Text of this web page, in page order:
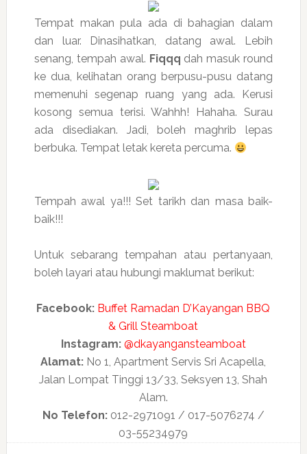
Tempat makan pula ada di bahagian dalam
dan luar. Dinasihatkan, datang awal. Lebih
senang, tempah awal. Fiqqq dah masuk round
ke dua, kelihatan orang berpusu-pusu datang
memenuhi segenap ruang yang ada. Kerusi
kosong semua terisi. Wahhh! Hahaha. Surau
ada disediakan. Jadi, boleh maghrib lepas
berbuka. Tempat letak kereta percuma.
Tempah awal ya!!! Set tarikh dan masa baik-
baik!!!
Untuk sebarang tempahan atau pertanyaan,
boleh layari atau hubungi maklumat berikut:
Facebook: Buffet Ramadan D’Kayangan BBQ
& Grill Steamboat
Instagram: @dkayangansteamboat
Alamat: No 1, Apartment Servis Sri Acapella,
Jalan Lompat Tinggi 13/33, Seksyen 13, Shah
Alam.
No Telefon:012-2971091 / 017-5076274 /
03-55234979